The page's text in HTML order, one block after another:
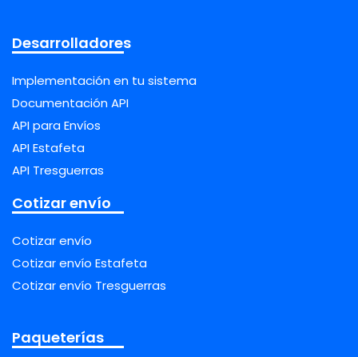
Desarrolladores
Implementación en tu sistema
Documentación API
API para Envíos
API Estafeta
API Tresguerras
Cotizar envío
Cotizar envío
Cotizar envío Estafeta
Cotizar envío Tresguerras
Paqueterías